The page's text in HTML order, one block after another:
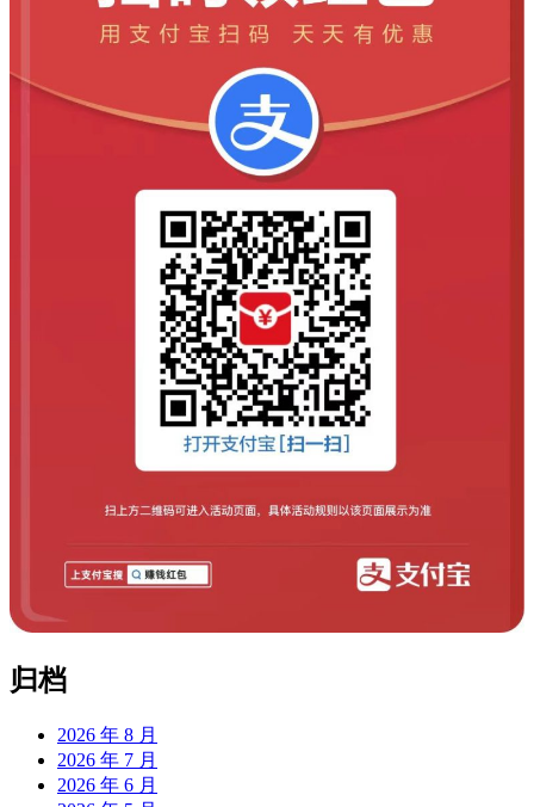
归档
2026 年 8 月
2026 年 7 月
2026 年 6 月